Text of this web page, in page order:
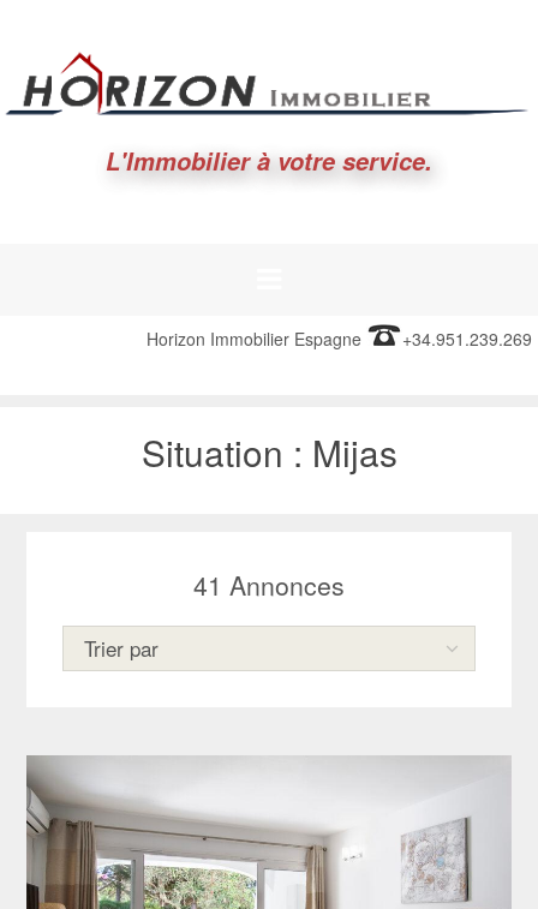
L'Immobilier à votre service.
Horizon Immobilier Espagne +34.951.239.269
Situation : Mijas
41 Annonces